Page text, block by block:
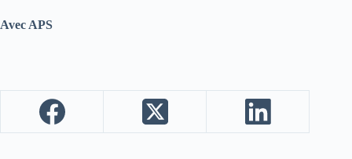
Avec APS